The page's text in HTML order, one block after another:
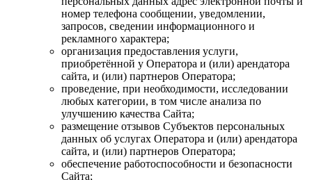
номер телефона сообщении, уведомлении,
запросов, сведении информационного и
рекламного характера;
организация предоставления услуги,
приобретённой у Оператора и (или) арендатора
сайта, и (или) партнеров Оператора;
проведение, при необходимости, исследовании
любых категории, в том числе анализа по
улучшению качества Сайта;
размещение отзывов Субъектов персональных
данных об услугах Оператора и (или) арендатора
сайта, и (или) партнеров Оператора;
обеспечение работоспособности и безопасности
Сайта;